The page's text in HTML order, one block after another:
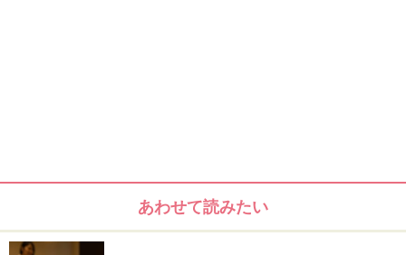
耐熱容器ですぐできる！ 寝室全体にアロマの香りを広げる方
アロマディフューザーなら「ネブライザー式」がおすすめ
あわせて読みたい